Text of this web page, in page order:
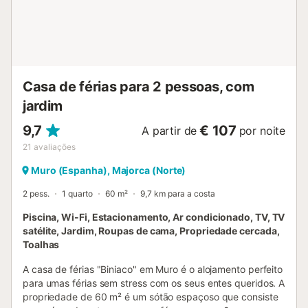
Casa de férias para 2 pessoas, com
jardim
9,7
21 avaliações
A partir de € 107 por noite
Muro (Espanha), Majorca (Norte)
2 pess. 1 quarto 60 m² 9,7 km para a costa
Piscina, Wi-Fi, Estacionamento, Ar condicionado, TV, TV
satélite, Jardim, Roupas de cama, Propriedade cercada,
Toalhas
A casa de férias "Biniaco" em Muro é o alojamento perfeito
para umas férias sem stress com os seus entes queridos. A
propriedade de 60 m² é um sótão espaçoso que consiste